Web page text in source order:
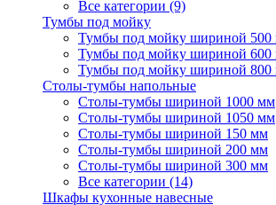
Все категории (9)
Тумбы под мойку
Тумбы под мойку шириной 500
Тумбы под мойку шириной 600
Тумбы под мойку шириной 800
Столы-тумбы напольные
Столы-тумбы шириной 1000 мм
Столы-тумбы шириной 1050 мм
Столы-тумбы шириной 150 мм
Столы-тумбы шириной 200 мм
Столы-тумбы шириной 300 мм
Все категории (14)
Шкафы кухонные навесные